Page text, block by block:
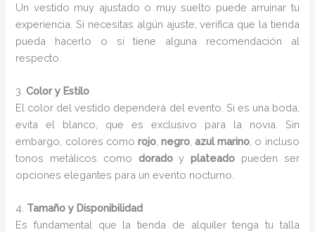
Un vestido muy ajustado o muy suelto puede arruinar tu
experiencia. Si necesitas algún ajuste, verifica que la tienda
pueda hacerlo o si tiene alguna recomendación al
respecto.
3.Color y Estilo
El color del vestido dependerá del evento. Si es una boda,
evita el blanco, que es exclusivo para la novia. Sin
embargo, colores como rojo,negro ,azul marino , o incluso
tonos metálicos como doradoyplateado pueden ser
opciones elegantes para un evento nocturno.
4. Tamaño y Disponibilidad
Es fundamental que la tienda de alquiler tenga tu talla